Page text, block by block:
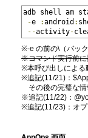
adb shell am
-e :android :
--activity-
※-e の前の\（バッ
※コマンド実行前に
※本呼び出しによる
※追記(11/21)：
その後の完璧な情
※追記(11/22)：
※追記(11/23)：オ